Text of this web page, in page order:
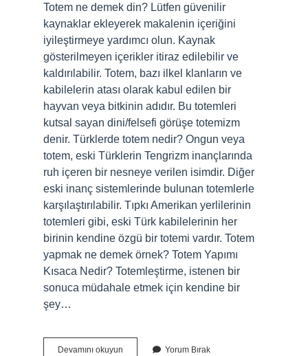
Totem ne demek din? Lütfen güvenilir
kaynaklar ekleyerek makalenin içeriğini
iyileştirmeye yardımcı olun. Kaynak
gösterilmeyen içerikler itiraz edilebilir ve
kaldırılabilir. Totem, bazı ilkel klanların ve
kabilelerin atası olarak kabul edilen bir
hayvan veya bitkinin adıdır. Bu totemleri
kutsal sayan dini/felsefi görüşe totemizm
denir. Türklerde totem nedir? Ongun veya
totem, eski Türklerin Tengrizm inançlarında
ruh içeren bir nesneye verilen isimdir. Diğer
eski inanç sistemlerinde bulunan totemlerle
karşılaştırılabilir. Tıpkı Amerikan yerlilerinin
totemleri gibi, eski Türk kabilelerinin her
birinin kendine özgü bir totemi vardır. Totem
yapmak ne demek örnek? Totem Yapımı
Kısaca Nedir? Totemleştirme, istenen bir
sonuca müdahale etmek için kendine bir
şey…
Devamını okuyun Yorum Bırak